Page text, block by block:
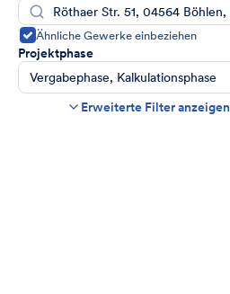
Ähnliche Gewerke einbeziehen
Projektphase
Vergabephase, Kalkulationsphase
Ende
Erweiterte Filter anzeigen